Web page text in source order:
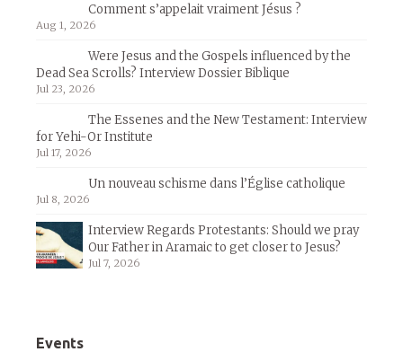
Comment s’appelait vraiment Jésus ?
Aug 1, 2026
Were Jesus and the Gospels influenced by the
Dead Sea Scrolls? Interview Dossier Biblique
Jul 23, 2026
The Essenes and the New Testament: Interview
for Yehi-Or Institute
Jul 17, 2026
Un nouveau schisme dans l’Église catholique
Jul 8, 2026
Interview Regards Protestants: Should we pray
Our Father in Aramaic to get closer to Jesus?
Jul 7, 2026
Events